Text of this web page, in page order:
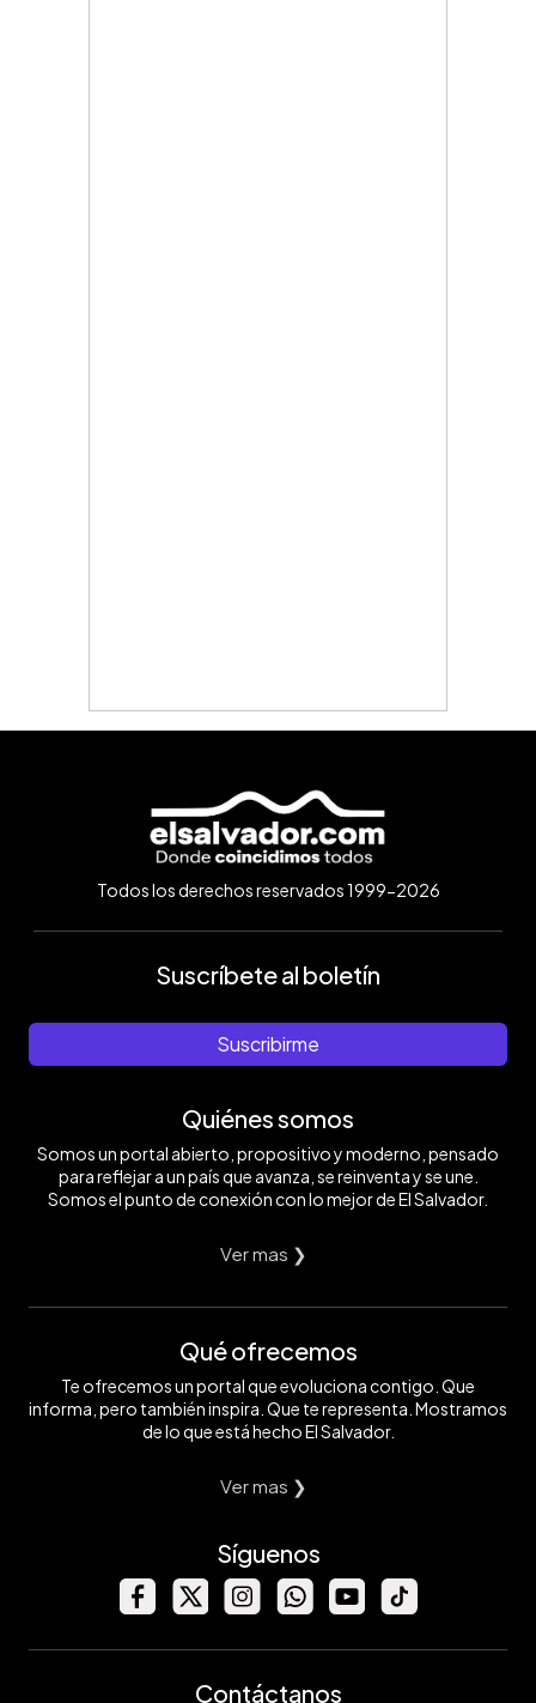
Todos los derechos reservados 1999-2026
Suscríbete al boletín
Suscribirme
Quiénes somos
Somos un portal abierto, propositivo y moderno, pensado
para reflejar a un país que avanza, se reinventa y se une.
Somos el punto de conexión con lo mejor de El Salvador.
Ver mas ❯
Qué ofrecemos
Te ofrecemos un portal que evoluciona contigo. Que
informa, pero también inspira. Que te representa. Mostramos
de lo que está hecho El Salvador.
Ver mas ❯
Síguenos
Contáctanos